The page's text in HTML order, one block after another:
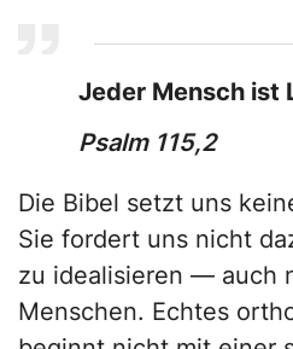
Jeder Mensch ist
Psalm 115,2
Die Bibel setzt uns
Sie fordert uns nicht
zu idealisieren — auch
Menschen. Echtes